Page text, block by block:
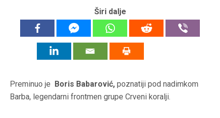
Širi dalje
Preminuo je Boris Babarović, poznatiji pod nadimkom
Barba, legendarni frontmen grupe Crveni koralji.